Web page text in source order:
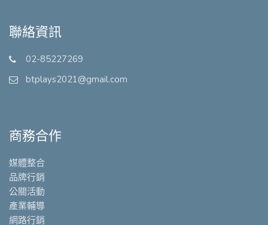
聯絡資訊
02-85227269
btplays2021@gmail.com
商務合作
媒體整合
品牌行銷
公關活動
產業輔導
網路行銷